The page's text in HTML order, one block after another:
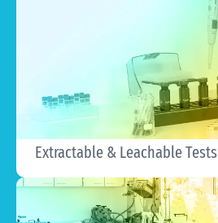
Extractable & Leachable Tests